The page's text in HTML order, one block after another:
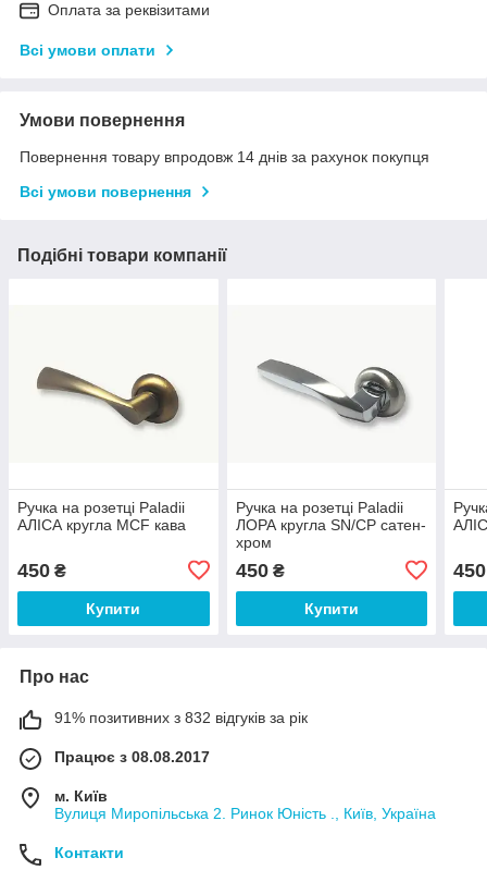
Оплата за реквізитами
Всі умови оплати
Умови повернення
Повернення товару впродовж 14 днів за рахунок покупця
Всі умови повернення
Подібні товари компанії
Ручка на розетці Paladii
АЛІСА кругла MCF кава
450 ₴
Купити
Ручка на розетці Paladii
ЛОРА кругла SN/CP сатен-
хром
450₴
Купити
450
Про нас
91% позитивних з 832 відгуків за рік
Працює з 08.08.2017
м. Київ
Вулиця Миропільська 2. Ринок Юність ., Київ, Україна
Контакти